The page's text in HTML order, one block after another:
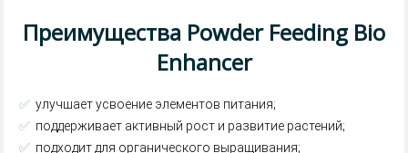
Преимущества Powder Feeding Bio
Enhancer
✅ улучшает усвоение элементов питания;
✅ поддерживает активный рост и развитие растений;
✅ подходит для органического выращивания;